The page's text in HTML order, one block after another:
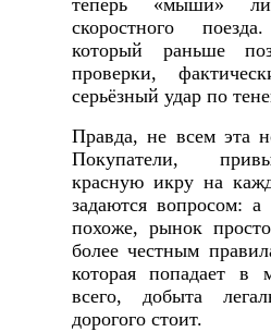
теперь «мыши»
скоростного
который раньше
проверки,
серьёзный удар по
Правда, не всем эта
Покупатели,
красную икру на
задаются вопросом:
похоже, рынок
более честным
которая попадает в
всего, добыта
дорогого стоит.